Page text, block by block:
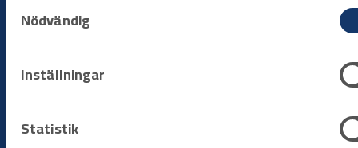
Nödvändig
Inställningar
Statistik
Processen